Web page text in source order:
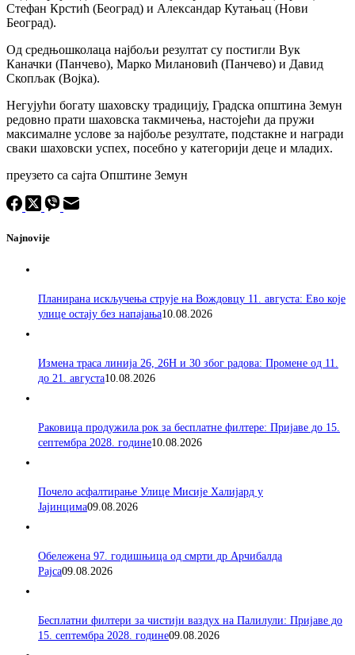
Стефан Крстић (Београд) и Александар Кутањац (Нови
Београд).
Од средњошколаца најбољи резултат су постигли Вук
Каначки (Панчево), Марко Милановић (Панчево) и Давид
Скопљак (Војка).
Негујући богату шаховску традицију, Градска општина Земун
редовно прати шаховска такмичења, настојећи да пружи
максималне услове за најбоље резултате, подстакне и награди
сваки шаховски успех, посебно у категорији деце и младих.
преузето са сајта Општине Земун
Najnovije
Планирана искључења струје на Вождовцу 11. августа: Ево које
улице остају без напајања10.08.2026
Измена траса линија 26, 26Н и 30 због радова: Промене од 11.
до 21. августа10.08.2026
Раковица продужила рок за бесплатне филтере: Пријаве до 15.
септембра 2028. године10.08.2026
Почело асфалтирање Улице Мисије Халијард у
Јајинцима09.08.2026
Обележена 97. годишњица од смрти др Арчибалда
Рајса09.08.2026
Бесплатни филтери за чистији ваздух на Палилули: Пријаве до
15. септембра 2028. године09.08.2026